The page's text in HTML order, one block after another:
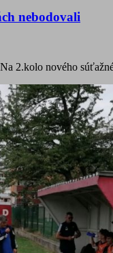
nebodovali
2.kolo nového